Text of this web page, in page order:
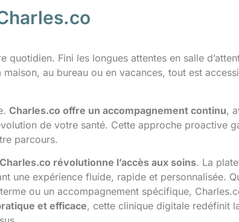
Fini les longues attentes en salle
au bureau ou en vacances, tout est
Charles.co offre un accompagnement continu,
de votre santé. Cette approche proactive
parcours.
Charles.co révolutionne l’accès aux soins. La
une expérience fluide, rapide et personnalisée.
ou un accompagnement spécifique,
et efficace, cette clinique digitale redéfinit